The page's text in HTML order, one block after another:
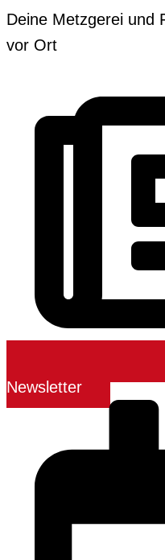
Zum
Inhalt
Deine Metzgerei und
vor Ort
Newsletter
Erforderlich